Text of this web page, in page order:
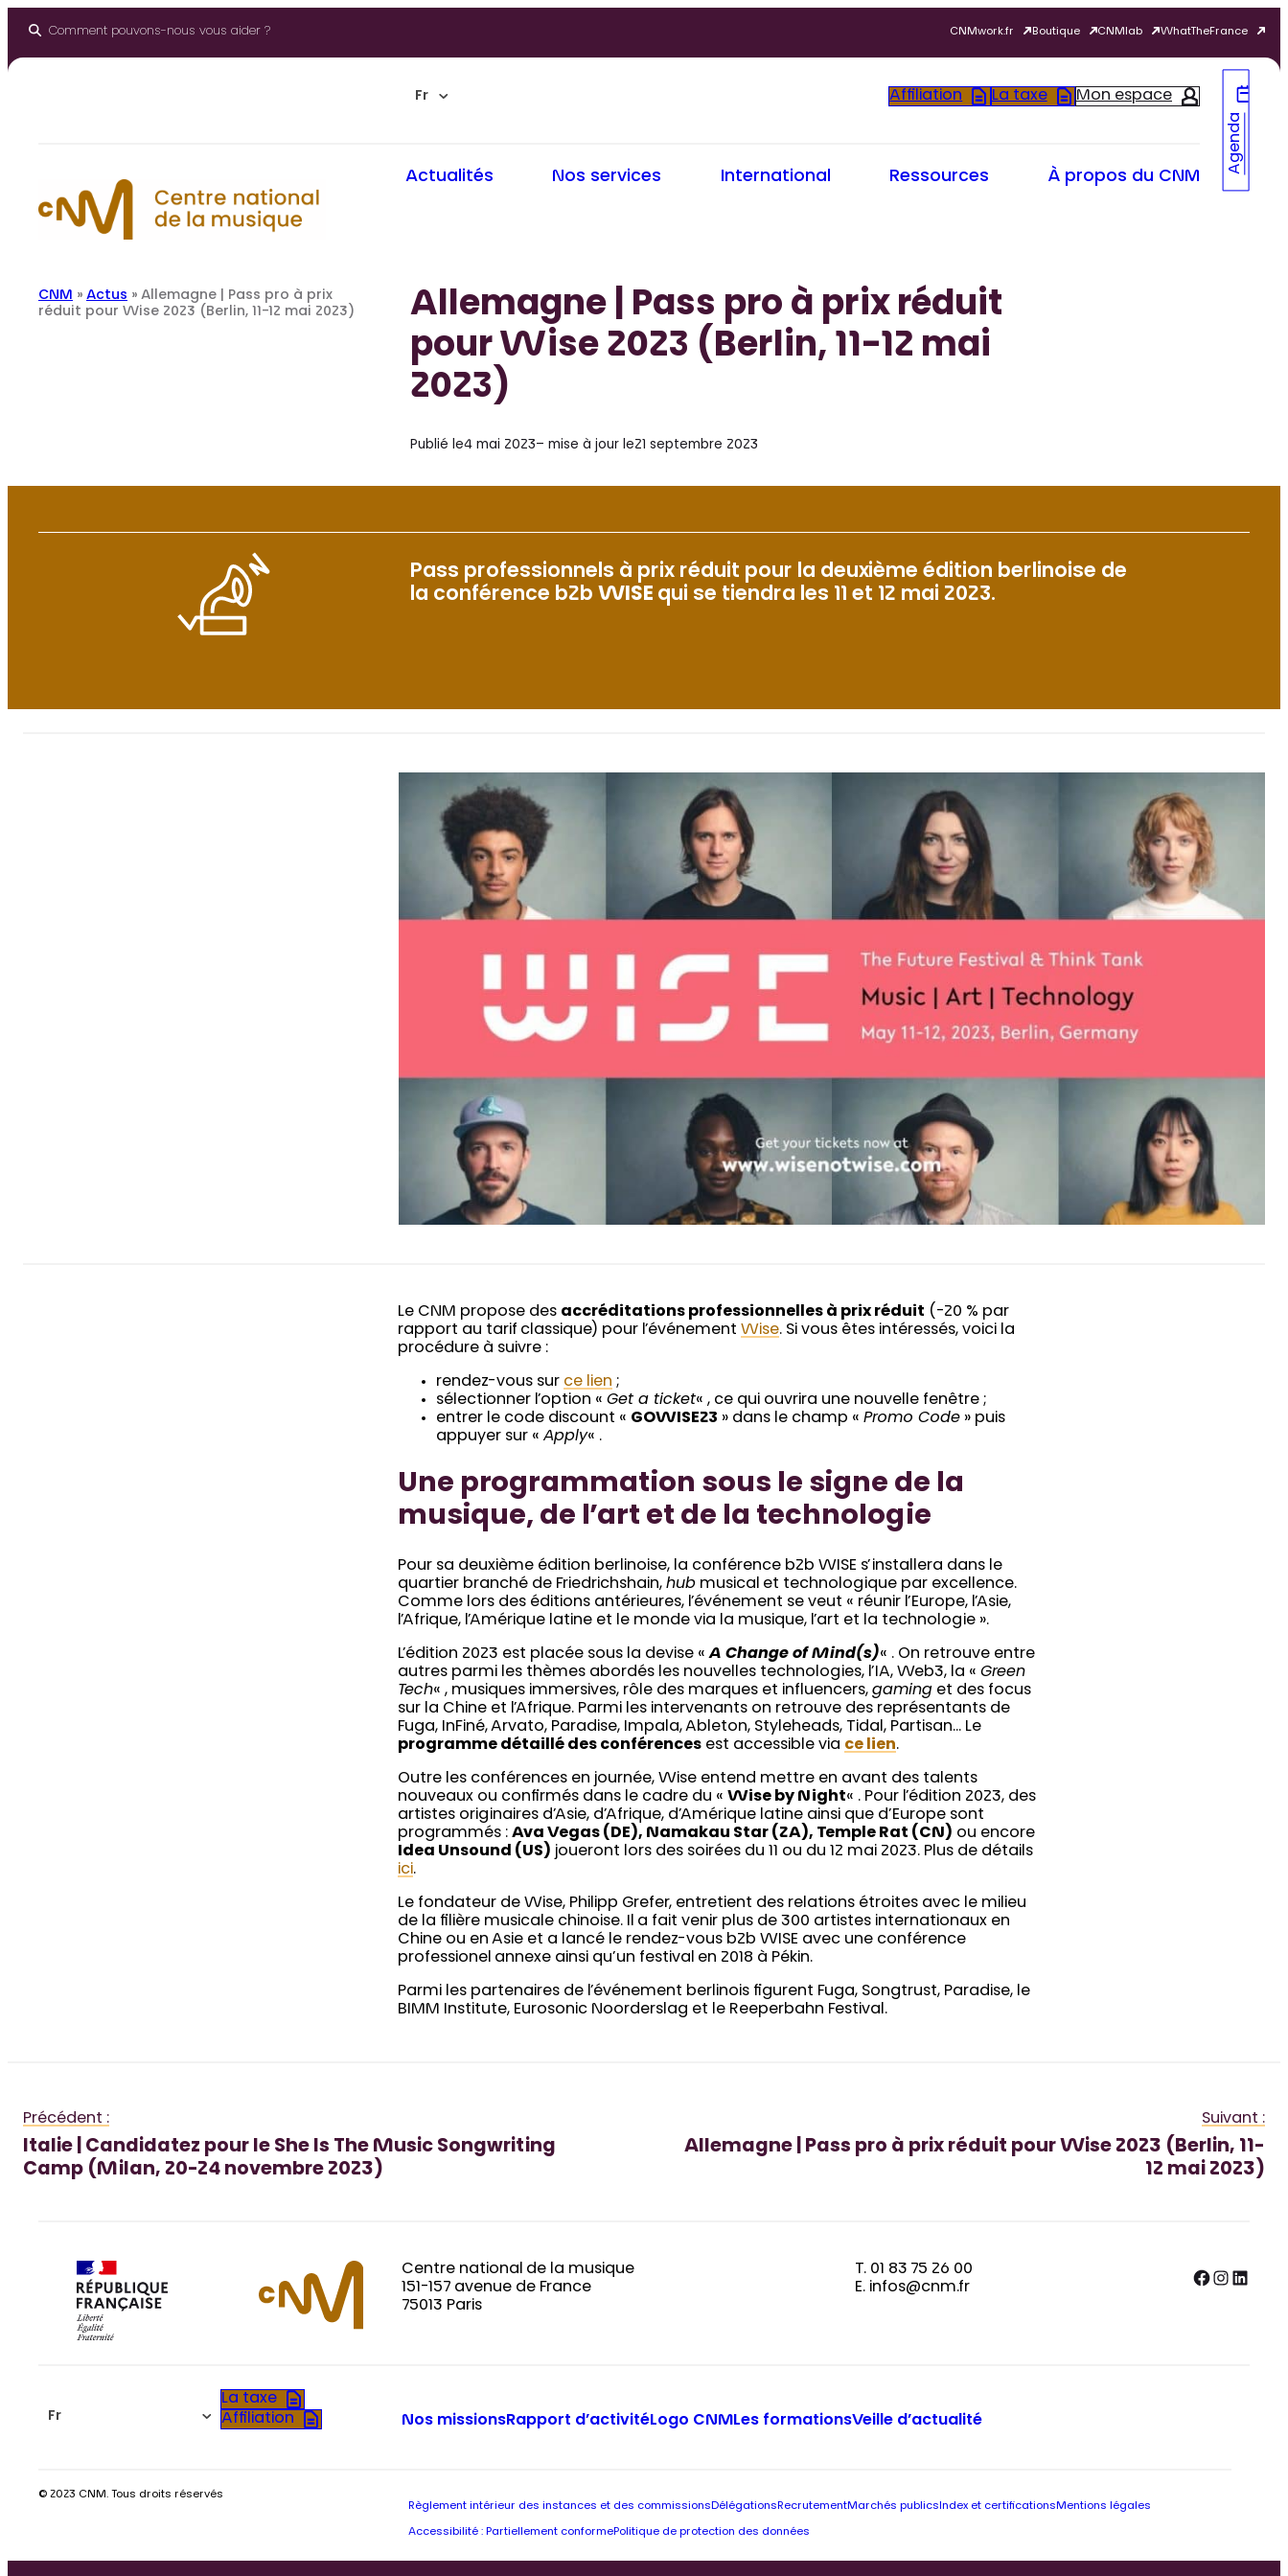
Comment pouvons-nous vous aider ? CNMwork.fr Boutique CNMlab WhatTheFrance
Fr Affiliation La taxe Mon espace
Actualités Nos services International Ressources À propos du CNM
Agenda
CNM » Actus » Allemagne | Pass pro à prix
réduit pour Wise 2023 (Berlin, 11-12 mai 2023)
Allemagne | Pass pro à prix réduit
pour Wise 2023 (Berlin, 11-12 mai
2023)
Publié le4 mai 2023– mise à jour le21 septembre 2023
Pass professionnels à prix réduit pour la deuxième édition berlinoise de
la conférence b2b WISE qui se tiendra les 11 et 12 mai 2023.
Le CNM propose des accréditations professionnelles à prix réduit (-20 % par
rapport au tarif classique) pour l’événementWise. Si vous êtes intéressés, voici la
procédure à suivre :
rendez-vous sur ce lien ;
sélectionner l’option «Get a ticket« , ce qui ouvrira une nouvelle fenêtre ;
entrer le code discount « GOWISE23 » dans le champ «Promo Code » puis
appuyer sur «Apply« .
Une programmation sous le signe de la
musique, de l’art et de la technologie
Pour sa deuxième édition berlinoise, la conférence b2b WISE s’installera dans le
quartier branché de Friedrichshain,hub musical et technologique par excellence.
Comme lors des éditions antérieures, l’événement se veut « réunir l’Europe, l’Asie,
l’Afrique, l’Amérique latine et le monde via la musique, l’art et la technologie ».
L’édition 2023 est placée sous la devise «A Change of Mind(s)« . On retrouve entre
autres parmi les thèmes abordés les nouvelles technologies, l’IA, Web3, la «Green
Tech« , musiques immersives, rôle des marques et influencers,gaming et des focus
sur la Chine et l’Afrique. Parmi les intervenants on retrouve des représentants de
Fuga, InFiné, Arvato, Paradise, Impala, Ableton, Styleheads, Tidal, Partisan… Le
programme détaillé des conférences est accessible via ce lien.
Outre les conférences en journée, Wise entend mettre en avant des talents
nouveaux ou confirmés dans le cadre du «Wise by Night« . Pour l’édition 2023, des
artistes originaires d’Asie, d’Afrique, d’Amérique latine ainsi que d’Europe sont
programmés :Ava Vegas (DE), Namakau Star (ZA), Temple Rat (CN) ou encore
Idea Unsound (US) joueront lors des soirées du 11 ou du 12 mai 2023. Plus de détails
ici.
Le fondateur de Wise, Philipp Grefer, entretient des relations étroites avec le milieu
de la filière musicale chinoise. Il a fait venir plus de 300 artistes internationaux en
Chine ou en Asie et a lancé le rendez-vous b2b WISE avec une conférence
professionel annexe ainsi qu’un festival en 2018 à Pékin.
Parmi les partenaires de l’événement berlinois figurent Fuga, Songtrust, Paradise, le
BIMM Institute, Eurosonic Noorderslag et le Reeperbahn Festival.
Précédent :
Italie | Candidatez pour le She Is The Music Songwriting
Camp (Milan, 20-24 novembre 2023)
Suivant :
Allemagne | Pass pro à prix réduit pour Wise 2023 (Berlin, 11-
12 mai 2023)
Centre national de la musique
151-157 avenue de France
75013 Paris
T. 01 83 75 26 00
E. infos@cnm.fr
Facebook InstagramLinkedIn
Fr
La taxe
Affiliation
Nos missionsRapport d’activitéLogo CNMLes formationsVeille d’actualité
© 2023 CNM. Tous droits réservés
Règlement intérieur des instances et des commissions Délégations RecrutementMarchés publics Index et certifications Mentions légales
Accessibilité : Partiellement conformePolitique de protection des données